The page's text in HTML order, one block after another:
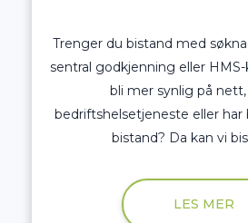
Trenger du bistand med
sentral godkjenning eller
bli mer synlig på
bedriftshelsetjeneste eller har
bistand? Da kan vi
LES MER